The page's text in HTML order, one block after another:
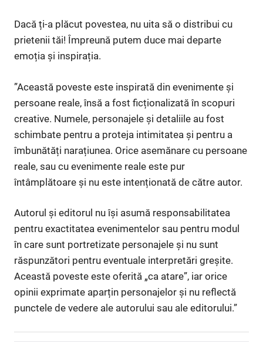
Dacă ți-a plăcut povestea, nu uita să o distribui cu
prietenii tăi! Împreună putem duce mai departe
emoția și inspirația.
”Această poveste este inspirată din evenimente și
persoane reale, însă a fost ficționalizată în scopuri
creative. Numele, personajele și detaliile au fost
schimbate pentru a proteja intimitatea și pentru a
îmbunătăți narațiunea. Orice asemănare cu persoane
reale, sau cu evenimente reale este pur
întâmplătoare și nu este intenționată de către autor.
Autorul și editorul nu își asumă responsabilitatea
pentru exactitatea evenimentelor sau pentru modul
în care sunt portretizate personajele și nu sunt
răspunzători pentru eventuale interpretări greșite.
Această poveste este oferită „ca atare”, iar orice
opinii exprimate aparțin personajelor și nu reflectă
punctele de vedere ale autorului sau ale editorului.”